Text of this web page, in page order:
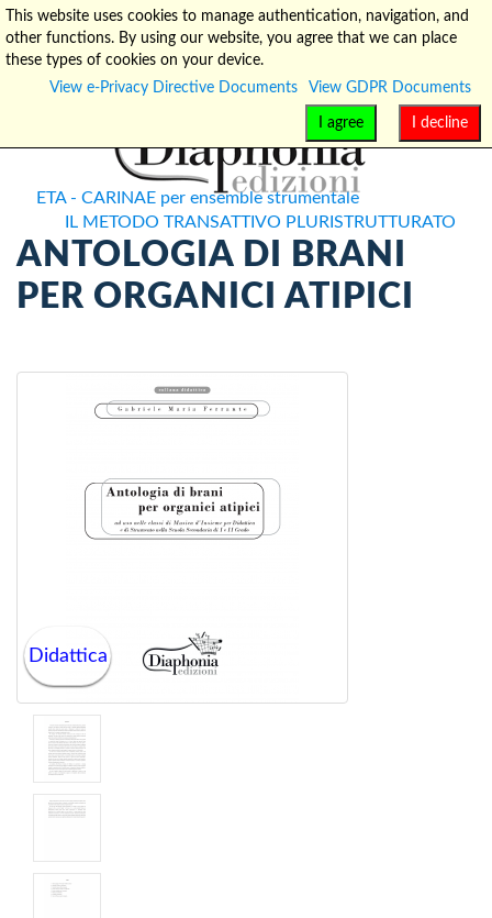
info@diaphonia.net +39-090-8931952
ETA - CARINAE per ensemble strumentale
IL METODO TRANSATTIVO PLURISTRUTTURATO
ANTOLOGIA DI BRANI
PER ORGANICI ATIPICI
Didattica
This website uses cookies to manage authentication, navigation, and
other functions. By using our website, you agree that we can place
these types of cookies on your device.
View e-Privacy Directive Documents
View GDPR Documents
I decline
I agree